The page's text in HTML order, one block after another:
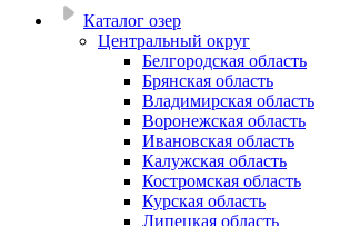
Каталог озер
Центральный округ
Белгородская область
Брянская область
Владимирская область
Воронежская область
Ивановская область
Калужская область
Костромская область
Курская область
Липецкая область